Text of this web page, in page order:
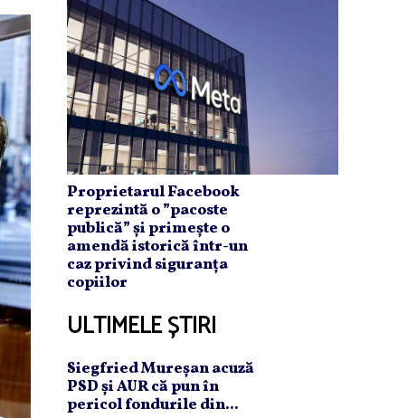
Proprietarul Facebook
reprezintă o ”pacoste
publică” și primește o
amendă istorică într-un
caz privind siguranța
copiilor
ULTIMELE ȘTIRI
Siegfried Mureşan acuză
PSD şi AUR că pun în
pericol fondurile din...